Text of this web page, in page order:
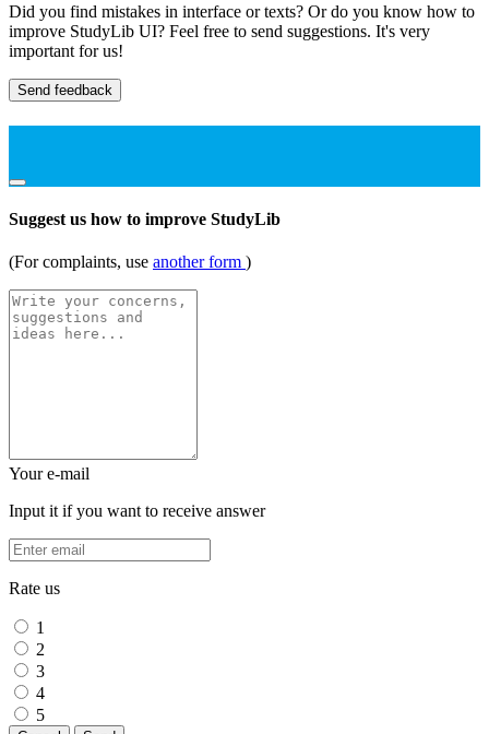
Did you find mistakes in interface or texts? Or do you know how to
improve StudyLib UI? Feel free to send suggestions. It's very
important for us!
Send feedback
Suggest us how to improve StudyLib
(For complaints, use another form )
Your e-mail
Input it if you want to receive answer
Rate us
1
2
3
4
5